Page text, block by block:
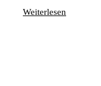
Weiterlesen